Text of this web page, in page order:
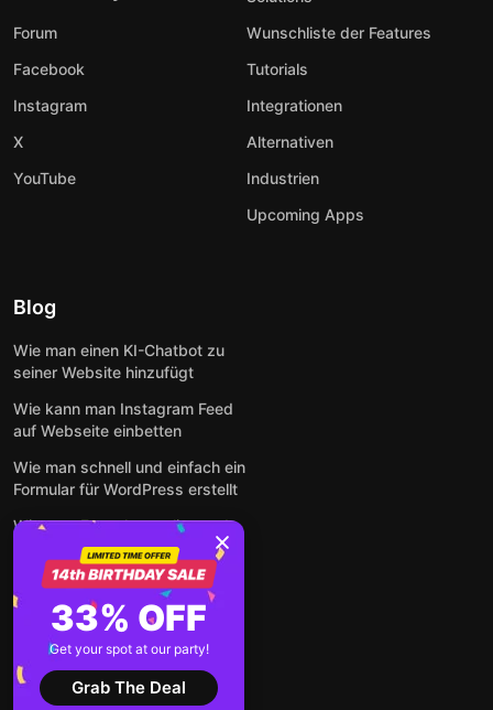
Forum
Facebook
Instagram
X
YouTube
Wunschliste der Features
Tutorials
Integrationen
Alternativen
Industrien
Upcoming Apps
Blog
Wie man einen KI-Chatbot zu
seiner Website hinzufügt
Wie kann man Instagram Feed
auf Webseite einbetten
Wie man schnell und einfach ein
Formular für WordPress erstellt
Wie man Formulare online und
kostenlos auf jeder Website
einbettet
So betten Sie Google-
Bewertungen kostenlos auf
einer Website ein
Alle Beiträge anzeigen
33% OFF
Get your spot at our party!
Grab The Deal